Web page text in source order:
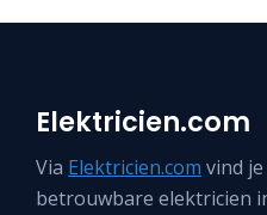
Elektricien.com
Via Elektricien.com vind
betrouwbare elektricien